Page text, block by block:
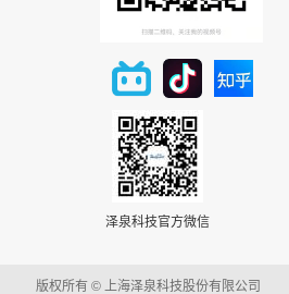
泽泉科技官方微信
版权所有 © 上海泽泉科技股份有限公司